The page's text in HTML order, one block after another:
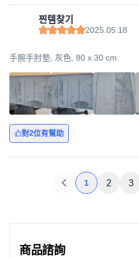
찐템찾기
2025.05.18
手腕手肘墊, 灰色, 80 x 30 cm
對2位有幫助
1 2 3
商品諮詢